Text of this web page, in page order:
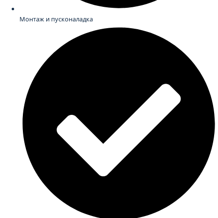
Монтаж и пусконаладка